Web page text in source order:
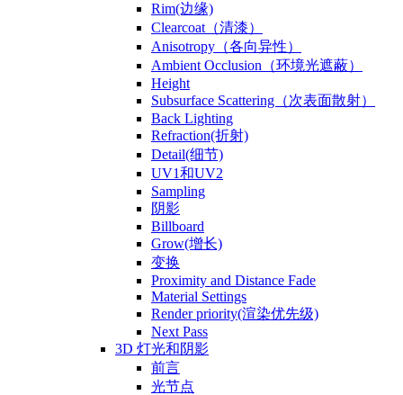
Rim(边缘)
Clearcoat（清漆）
Anisotropy（各向异性）
Ambient Occlusion（环境光遮蔽）
Height
Subsurface Scattering（次表面散射）
Back Lighting
Refraction(折射)
Detail(细节)
UV1和UV2
Sampling
阴影
Billboard
Grow(增长)
变换
Proximity and Distance Fade
Material Settings
Render priority(渲染优先级)
Next Pass
3D 灯光和阴影
前言
光节点